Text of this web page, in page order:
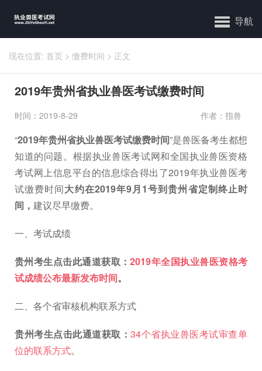
导航
现在位置: 首页 > 缴费时间 > 正文
2019年贵州省执业兽医考试缴费时间
时间：2019-8-29 作者：指兽
“2019年贵州省执业兽医考试缴费时间”是兽医备考生都想
知道的问题。根据执业兽医考试网和全国执业兽医资格
考试网上信息平台的信息综合得出了2019年执业兽医考
试缴费时间大约在2019年9月1号到贵州省定制终止时
间， 建议尽早缴费。
一、考试成绩
贵州考生点击此通道获取：2019年全国执业兽医资格考
试成绩公布最新发布时间。
二、各个省审核机构联系方式
贵州考生点击此通道获取：34个省执业兽医考试审查单
位的联系方式。